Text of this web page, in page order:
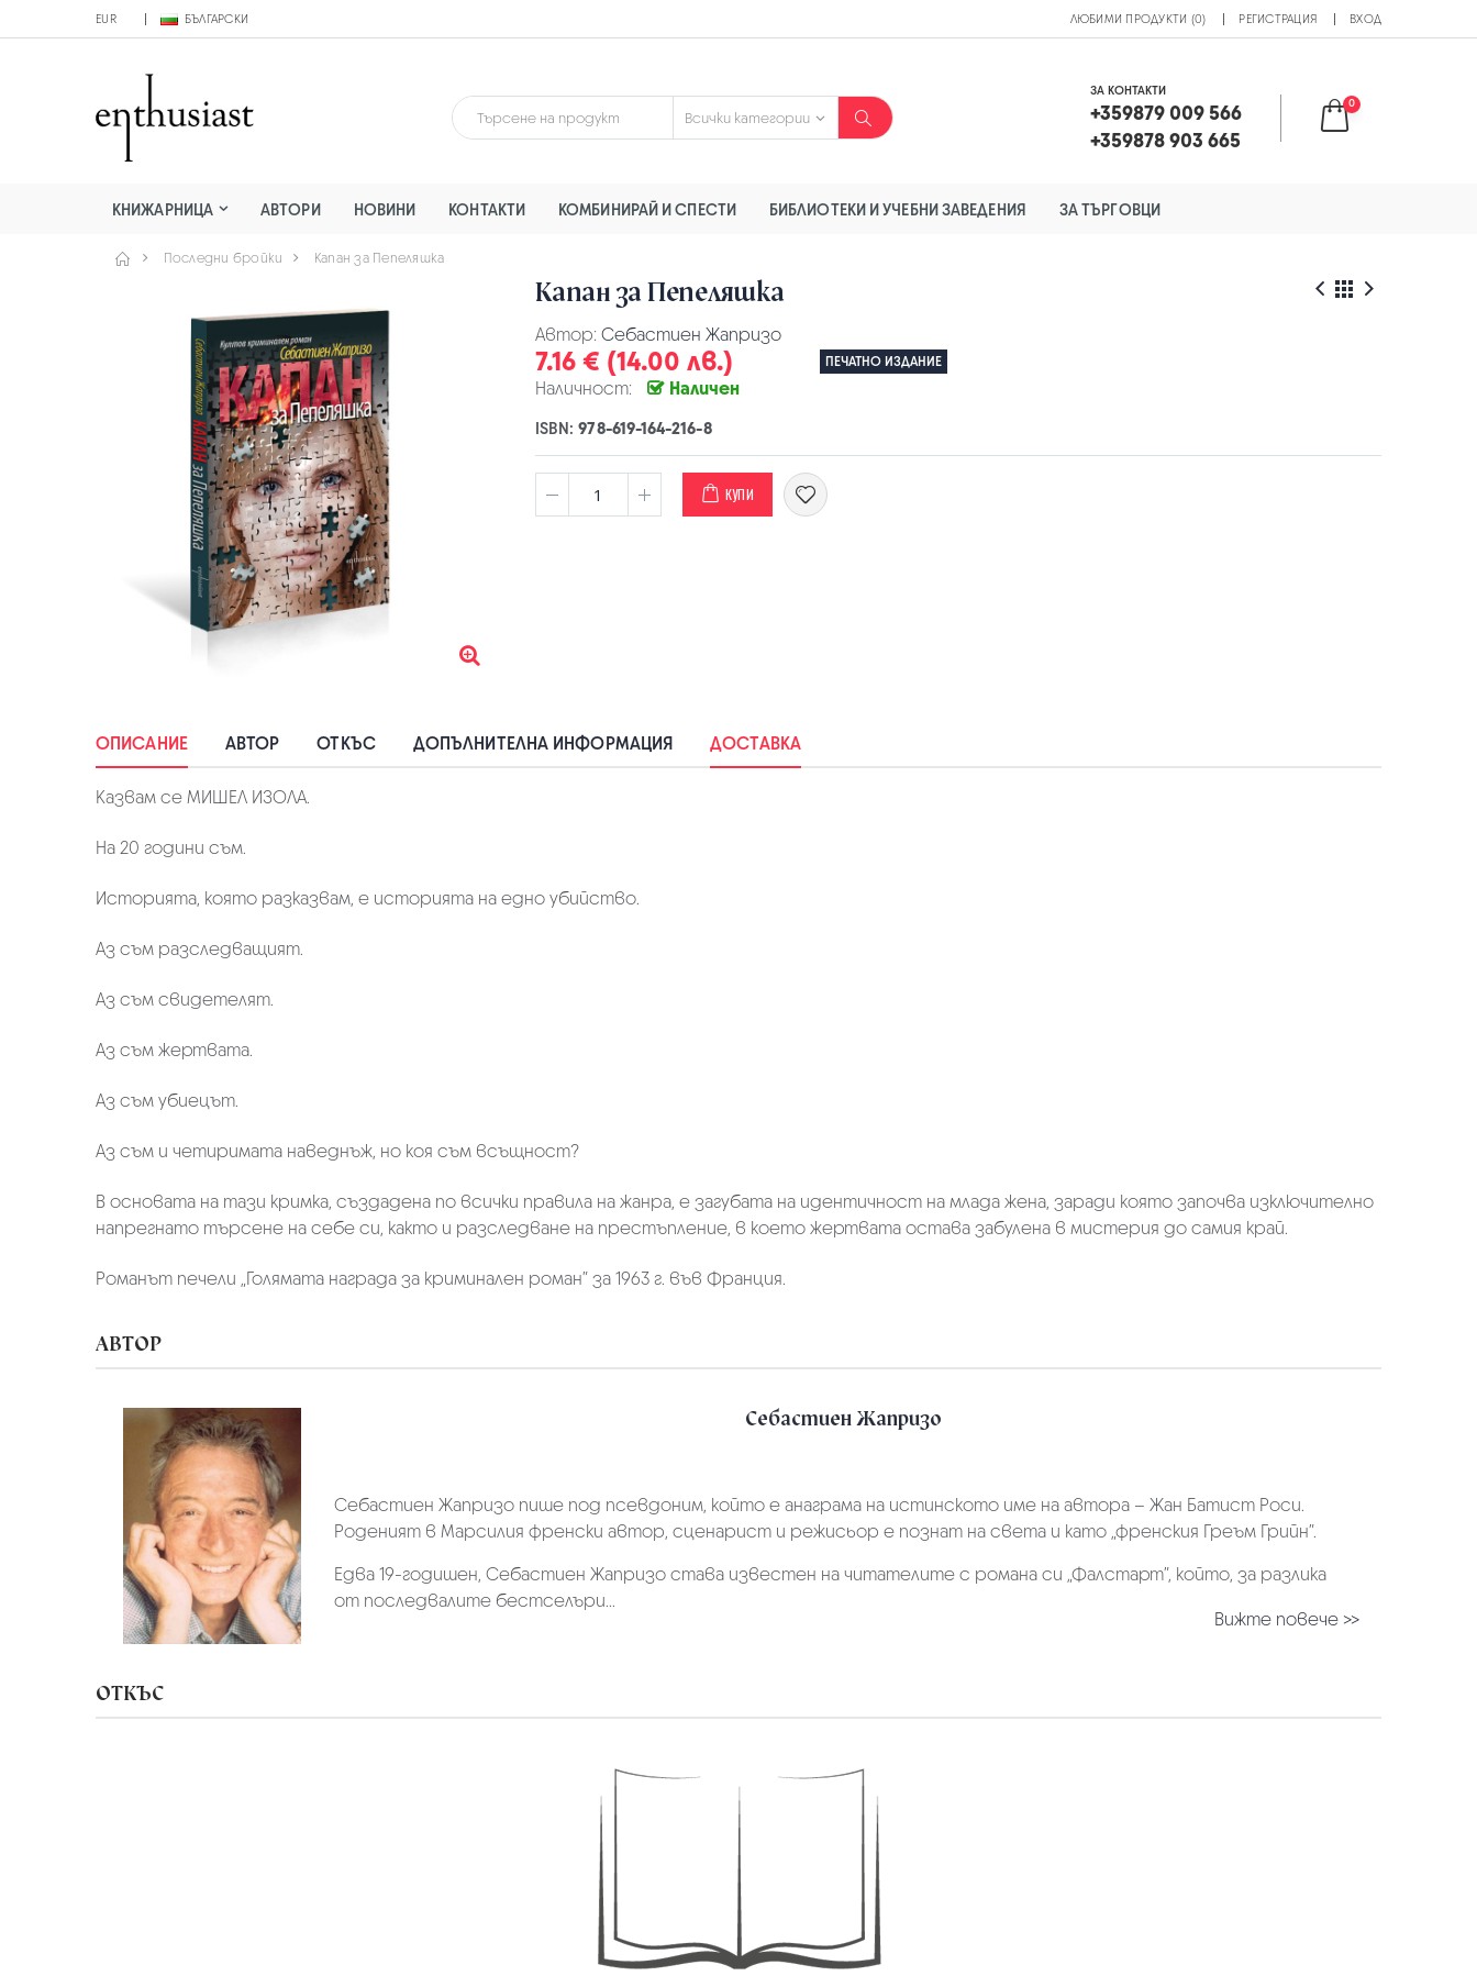
EUR БЪЛГАРСКИ ЛЮБИМИ ПРОДУКТИ (0) РЕГИСТРАЦИЯ ВХОД
ЗА КОНТАКТИ
+359879 009 566
+359878 903 665
0
КНИЖАРНИЦА АВТОРИ НОВИНИ КОНТАКТИ КОМБИНИРАЙ И СПЕСТИ БИБЛИОТЕКИ И УЧЕБНИ ЗАВЕДЕНИЯ ЗА ТЪРГОВЦИ
Последни бройки Капан за Пепеляшка
Капан за Пепеляшка
Автор: Себастиен Жапризо
7.16 € (14.00 лв.) ПЕЧАТНО ИЗДАНИЕ
Наличност: Наличен
ISBN:978-619-164-216-8
КУПИ
ОПИСАНИЕ АВТОР ОТКЪС ДОПЪЛНИТЕЛНА ИНФОРМАЦИЯ ДОСТАВКА
Казвам се МИШЕЛ ИЗОЛА.
На 20 години съм.
Историята, която разказвам, е историята на едно убийство.
Аз съм разследващият.
Аз съм свидетелят.
Аз съм жертвата.
Аз съм убиецът.
Аз съм и четиримата наведнъж, но коя съм всъщност?
В основата на тази кримка, създадена по всички правила на жанра, е загубата на идентичност на млада жена, заради която започва изключително
напрегнато търсене на себе си, както и разследване на престъпление, в което жертвата остава забулена в мистерия до самия край.
Романът печели „Голямата награда за криминален роман” за 1963 г. във Франция.
АВТОР
Себастиен Жапризо
Себастиен Жапризо пише под псевдоним, който е анаграма на истинското име на автора – Жан Батист Роси.
Роденият в Марсилия френски автор, сценарист и режисьор е познат на света и като „френския Греъм Грийн”.
Едва 19-годишен, Себастиен Жапризо става известен на читателите с романа си „Фалстарт”, който, за разлика
от последвалите бестселъри...
Вижте повече >>
ОТКЪС